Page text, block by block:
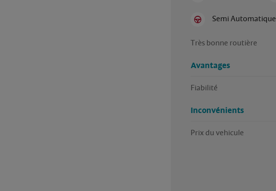
Semi Automatique
Très bonne routière
Avantages
Fiabilité
Inconvénients
Prix du vehicule